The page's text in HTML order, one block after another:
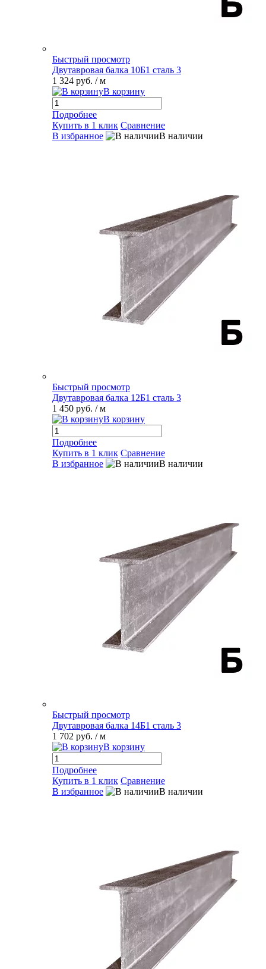
Быстрый просмотр
Двутавровая балка 10Б1 сталь 3
1 324 руб. / м
В корзину
Подробнее
Купить в 1 клик Сравнение
В избранное
В наличии
Быстрый просмотр
Двутавровая балка 12Б1 сталь 3
1 450 руб. / м
В корзину
Подробнее
Купить в 1 клик Сравнение
В избранное
В наличии
Быстрый просмотр
Двутавровая балка 14Б1 сталь 3
1 702 руб. / м
В корзину
Подробнее
Купить в 1 клик Сравнение
В избранное
В наличии